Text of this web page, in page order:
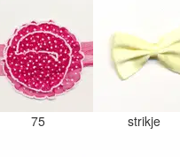
75 strikje